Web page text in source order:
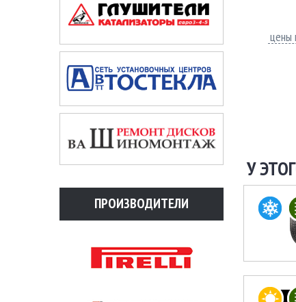
ПРОИЗВОДИТЕЛИ
цены
У